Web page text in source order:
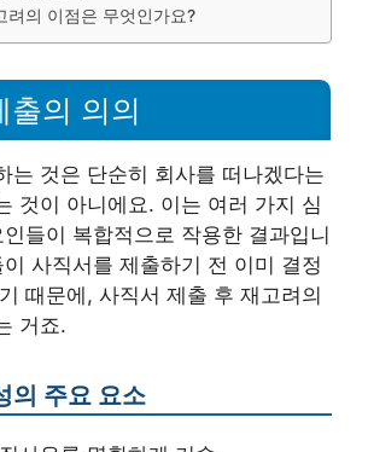
려의 이점은 무엇인가요?
출의 의의
는 것은 단순히 회사를 떠나겠다는
것이 아니에요. 이는 여러 가지 심
들이 복합적으로 작용한 결과입니
사직서를 제출하기 전 이미 결정
때문에, 사직서 제출 후 재고려의
거죠.
의 주요 요소